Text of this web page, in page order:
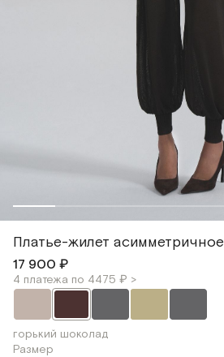
Платье-жилет
17 900 ₽
4 платежа по 4475 ₽ >
горький шоколад
Размер